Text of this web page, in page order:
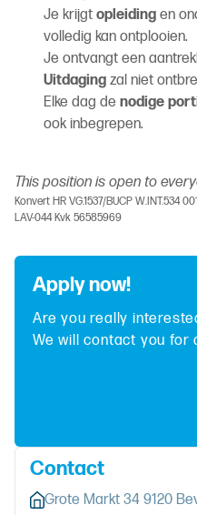
Je krijgt opleiding en
volledig kan ontplooien.
Je ontvangt een
Uitdaging zal niet
Elke dag de nodige
ook inbegrepen.
This position is open to
Konvert HR VG.1537/BUCP W.INT.534
LAV-044 Kvk 56585969
Apply now!
Are you really
We will contact you for
Contact
Grote Markt 34 9120